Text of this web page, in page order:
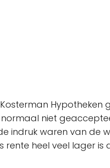
niet
indruk waren van
rente heel veel lager